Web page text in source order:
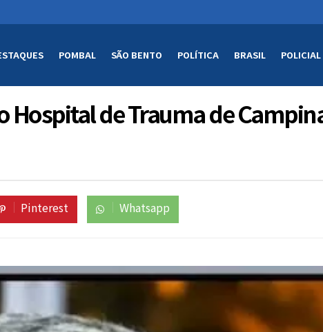
POMBAL SÃO BENTO POLÍTICA BRASIL POLICIAL
Hospital de Trauma de
Pinterest Whatsapp